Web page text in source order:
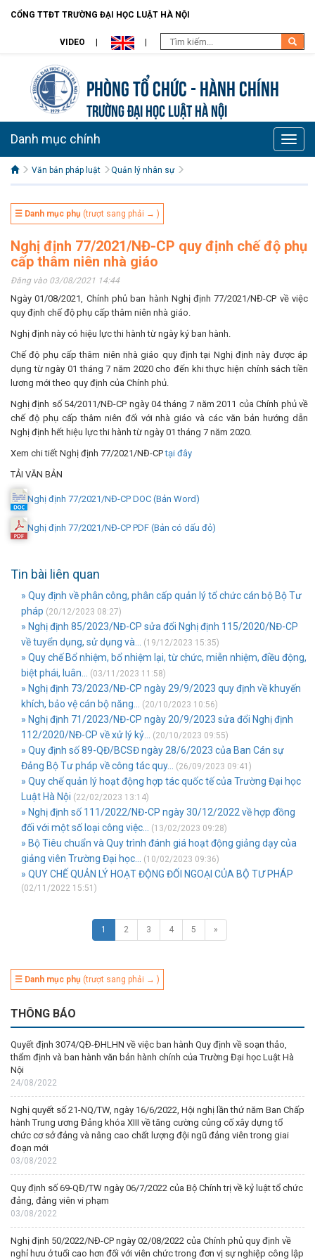
CỔNG TTĐT TRƯỜNG ĐẠI HỌC LUẬT HÀ NỘI
VIDEO
Phòng Tổ chức - Hành chính
TRƯỜNG ĐẠI HỌC LUẬT HÀ NỘI
Toggle
Danh mục chính
Văn bản pháp luật Quản lý nhân sự
☰ Danh mục phụ (trượt sang phải → )
Nghị định 77/2021/NĐ-CP quy định chế độ phụ
cấp thâm niên nhà giáo
Đăng vào 03/08/2021 14:44
Ngày 01/08/2021, Chính phủ ban hành Nghị định 77/2021/NĐ-CP về việc
quy định chế độ phụ cấp thâm niên nhà giáo.
Nghị định này có hiệu lực thi hành từ ngày ký ban hành.
Chế độ phụ cấp thâm niên nhà giáo quy định tại Nghị định này được áp
dụng từ ngày 01 tháng 7 năm 2020 cho đến khi thực hiện chính sách tiền
lương mới theo quy định của Chính phủ.
Nghị định số 54/2011/NĐ-CP ngày 04 tháng 7 năm 2011 của Chính phủ về
chế độ phụ cấp thâm niên đối với nhà giáo và các văn bản hướng dẫn
Nghị định hết hiệu lực thi hành từ ngày 01 tháng 7 năm 2020.
Xem chi tiết Nghị định 77/2021/NĐ-CPtại đây
TẢI VĂN BẢN
Nghị định 77/2021/NĐ-CP DOC (Bản Word)
Nghị định 77/2021/NĐ-CP PDF (Bản có dấu đỏ)
Tin bài liên quan
» Quy định về phân công, phân cấp quản lý tổ chức cán bộ Bộ Tư
pháp (20/12/2023 08:27)
» Nghị định 85/2023/NĐ-CP sửa đổi Nghị định 115/2020/NĐ-CP
về tuyển dụng, sử dụng và...
(19/12/2023 15:35)
» Quy chế Bổ nhiệm, bổ nhiệm lại, từ chức, miễn nhiệm, điều động,
biệt phái, luân...
(03/11/2023 11:58)
» Nghị định 73/2023/NĐ-CP ngày 29/9/2023 quy định về khuyến
khích, bảo vệ cán bộ năng...
(20/10/2023 10:56)
» Nghị định 71/2023/NĐ-CP ngày 20/9/2023 sửa đổi Nghị định
112/2020/NĐ-CP về xử lý kỷ...
(20/10/2023 09:55)
» Quy định số 89-QĐ/BCSĐ ngày 28/6/2023 của Ban Cán sự
Đảng Bộ Tư pháp về công tác quy...
(26/09/2023 09:41)
» Quy chế quản lý hoạt động hợp tác quốc tế của Trường Đại học
Luật Hà Nội (22/02/2023 13:14)
» Nghị định số 111/2022/NĐ-CP ngày 30/12/2022 về hợp đồng
đối với một số loại công việc...
(13/02/2023 09:28)
» Bộ Tiêu chuẩn và Quy trình đánh giá hoạt động giảng dạy của
giảng viên Trường Đại học...
(10/02/2023 09:36)
» QUY CHẾ QUẢN LÝ HOẠT ĐỘNG ĐỐI NGOẠI CỦA BỘ TƯ PHÁP
(02/11/2022 15:51)
1 2 3 4 5 »
☰ Danh mục phụ (trượt sang phải → )
THÔNG BÁO
Quyết định 3074/QĐ-ĐHLHN về việc ban hành Quy định về soạn thảo,
thẩm định và ban hành văn bản hành chính của Trường Đại học Luật Hà
Nội
24/08/2022
Nghị quyết số 21-NQ/TW, ngày 16/6/2022, Hội nghị lần thứ năm Ban Chấp
hành Trung ương Đảng khóa XIII về tăng cường củng cố xây dựng tổ
chức cơ sở đảng và nâng cao chất lượng đội ngũ đảng viên trong giai
đoạn mới
03/08/2022
Quy định số 69-QĐ/TW ngày 06/7/2022 của Bộ Chính trị về kỷ luật tổ chức
đảng, đảng viên vi phạm
03/08/2022
Nghị định 50/2022/NĐ-CP ngày 02/08/2022 của Chính phủ quy định về
nghỉ hưu ở tuổi cao hơn đối với viên chức trong đơn vị sự nghiệp công lập